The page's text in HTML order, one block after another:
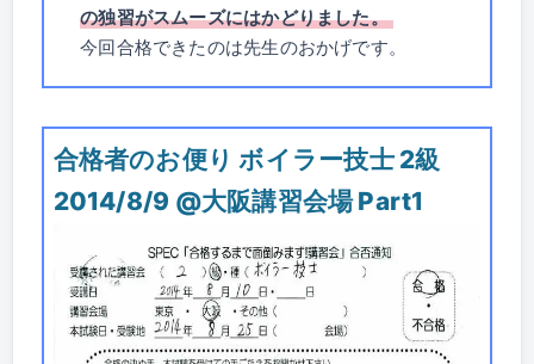
の独習がスムーズにはかどりました。
今回合格できたのは先生のおかげです。
合格者のお便り ボイラー技士 2級
2014/8/9 @大阪講習会場 Part1